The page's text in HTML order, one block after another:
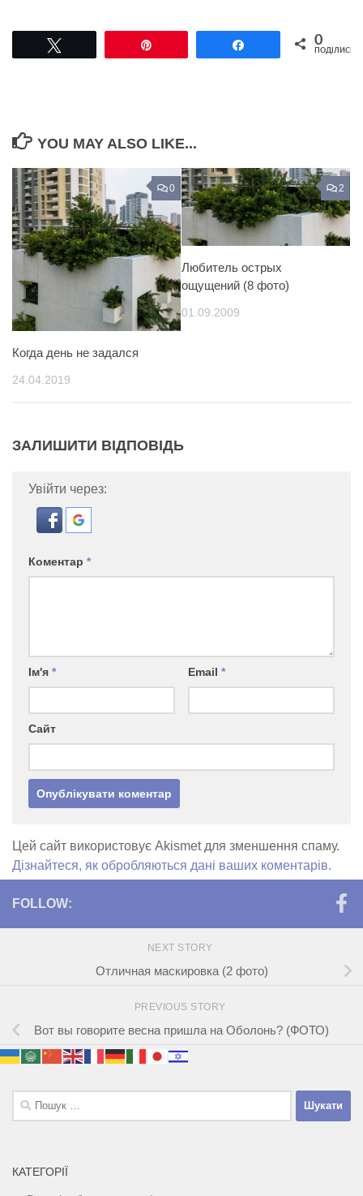
Поділитися0
ПОДІЛИСЬ
YOU MAY ALSO LIKE...
0
Когда день не задался
24.04.2019
2
Любитель острых
ощущений (8 фото)
01.09.2009
ЗАЛИШИТИ ВІДПОВІДЬ
Увійти через:
Коментар *
Ім'я * Email *
Сайт
Цей сайт використовує Akismet для зменшення спаму.
Дізнайтеся, як обробляються дані ваших коментарів.
FOLLOW:
NEXT STORY
Отличная маскировка (2 фото)
PREVIOUS STORY
Вот вы говорите весна пришла на Оболонь? (ФОТО)
Пошук:
КАТЕГОРІЇ